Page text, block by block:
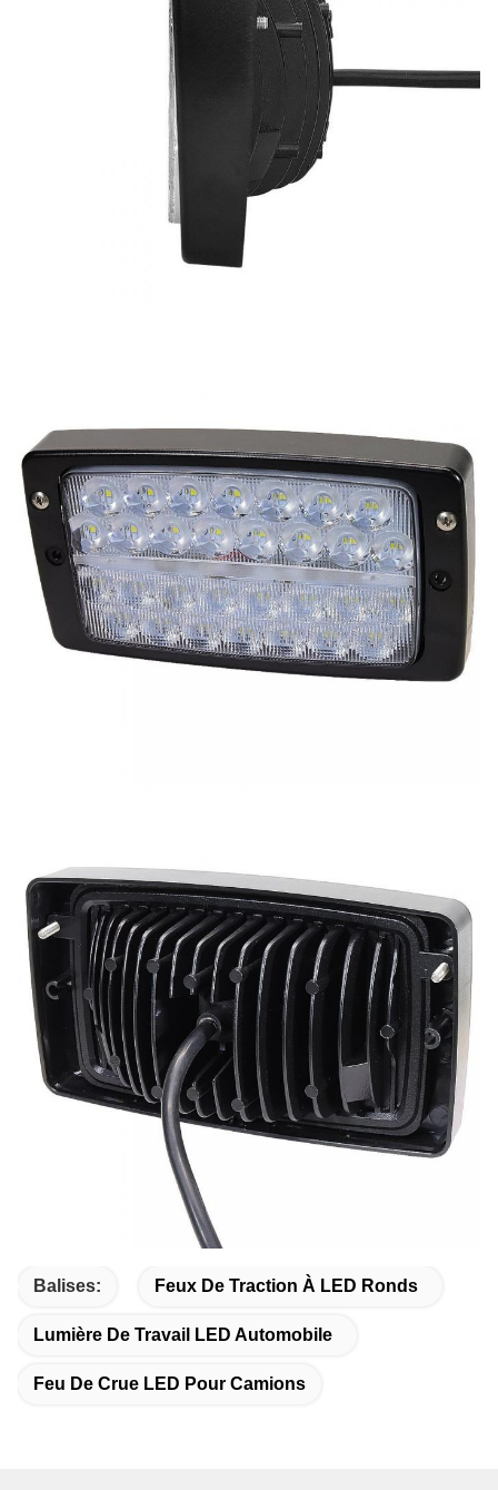
Balises: Feux De Traction À LED Ronds
Lumière De Travail LED Automobile
Feu De Crue LED Pour Camions